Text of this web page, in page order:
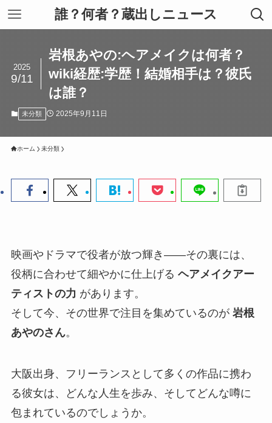
誰？何者？蔵出しニュース
岩根あやの:ヘアメイクは何者？
wiki経歴:学歴！結婚相手は？彼氏
は誰？
2025
9/11
未分類 2025年9月11日
ホーム 未分類
映画やドラマで役者が放つ輝き――その裏には、
役柄に合わせて細やかに仕上げる ヘアメイクアー
ティストの力 があります。
そして今、その世界で注目を集めているのが 岩根
あやのさん。
大阪出身、フリーランスとして多くの作品に携わ
る彼女は、どんな人生を歩み、そしてどんな噂に
包まれているのでしょうか。